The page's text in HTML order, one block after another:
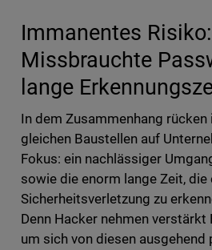
Immanentes Risiko:
Missbrauchte
lange
In dem Zusammenhang
gleichen Baustellen auf
Fokus: ein nachlässiger
sowie die enorm lange Zeit, die
Sicherheitsverletzung zu
Denn Hacker nehmen verstärkt
um sich von diesen ausgehend